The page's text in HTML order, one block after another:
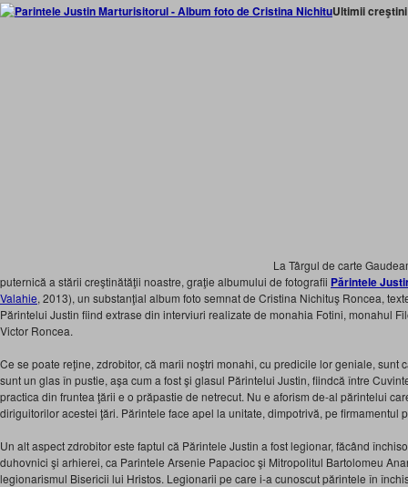
Ultimii creştini
La Târgul de carte
puternică a stării creştinătăţii noastre, graţie albumului de fotografii Părintele
Valahie, 2013), un substanţial album foto semnat de Cristina Nichituş Roncea,
Părintelui Justin fiind extrase din interviuri realizate de monahia Fotini, monahul
Victor Roncea.
Ce se poate reţine, zdrobitor, că marii noştri monahi, cu predicile lor geniale, sunt
sunt un glas în pustie, aşa cum a fost şi glasul Părintelui Justin, fiindcă între
practica din fruntea ţării e o prăpastie de netrecut. Nu e aforism de-al părintelui
diriguitorilor acestei ţări. Părintele face apel la unitate, dimpotrivă, pe firmamentul
Un alt aspect zdrobitor este faptul că Părintele Justin a fost legionar, făcând
duhovnici şi arhierei, ca Parintele Arsenie Papacioc şi Mitropolitul Bartolomeu
legionarismul Bisericii lui Hristos. Legionarii pe care i-a cunoscut părintele în